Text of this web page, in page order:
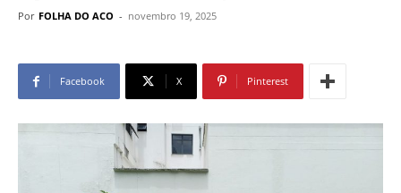
Por FOLHA DO ACO - novembro 19, 2025
Facebook X Pinterest